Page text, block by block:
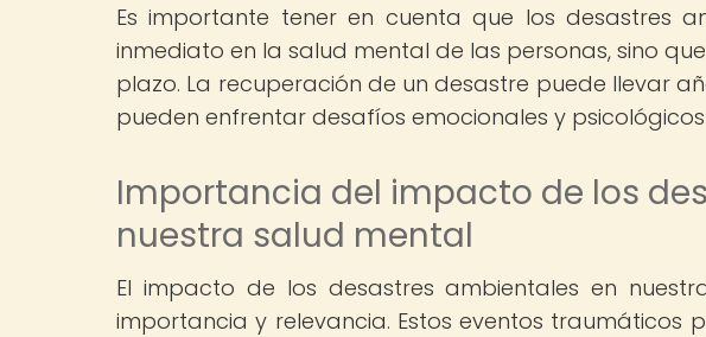
Es importante tener en cuenta que los desastres
inmediato en la salud mental de las personas, sino
plazo. La recuperación de un desastre puede llevar
pueden enfrentar desafíos emocionales y
Importancia del impacto de los
nuestra salud mental
El impacto de los desastres ambientales en
importancia y relevancia. Estos eventos traumáticos